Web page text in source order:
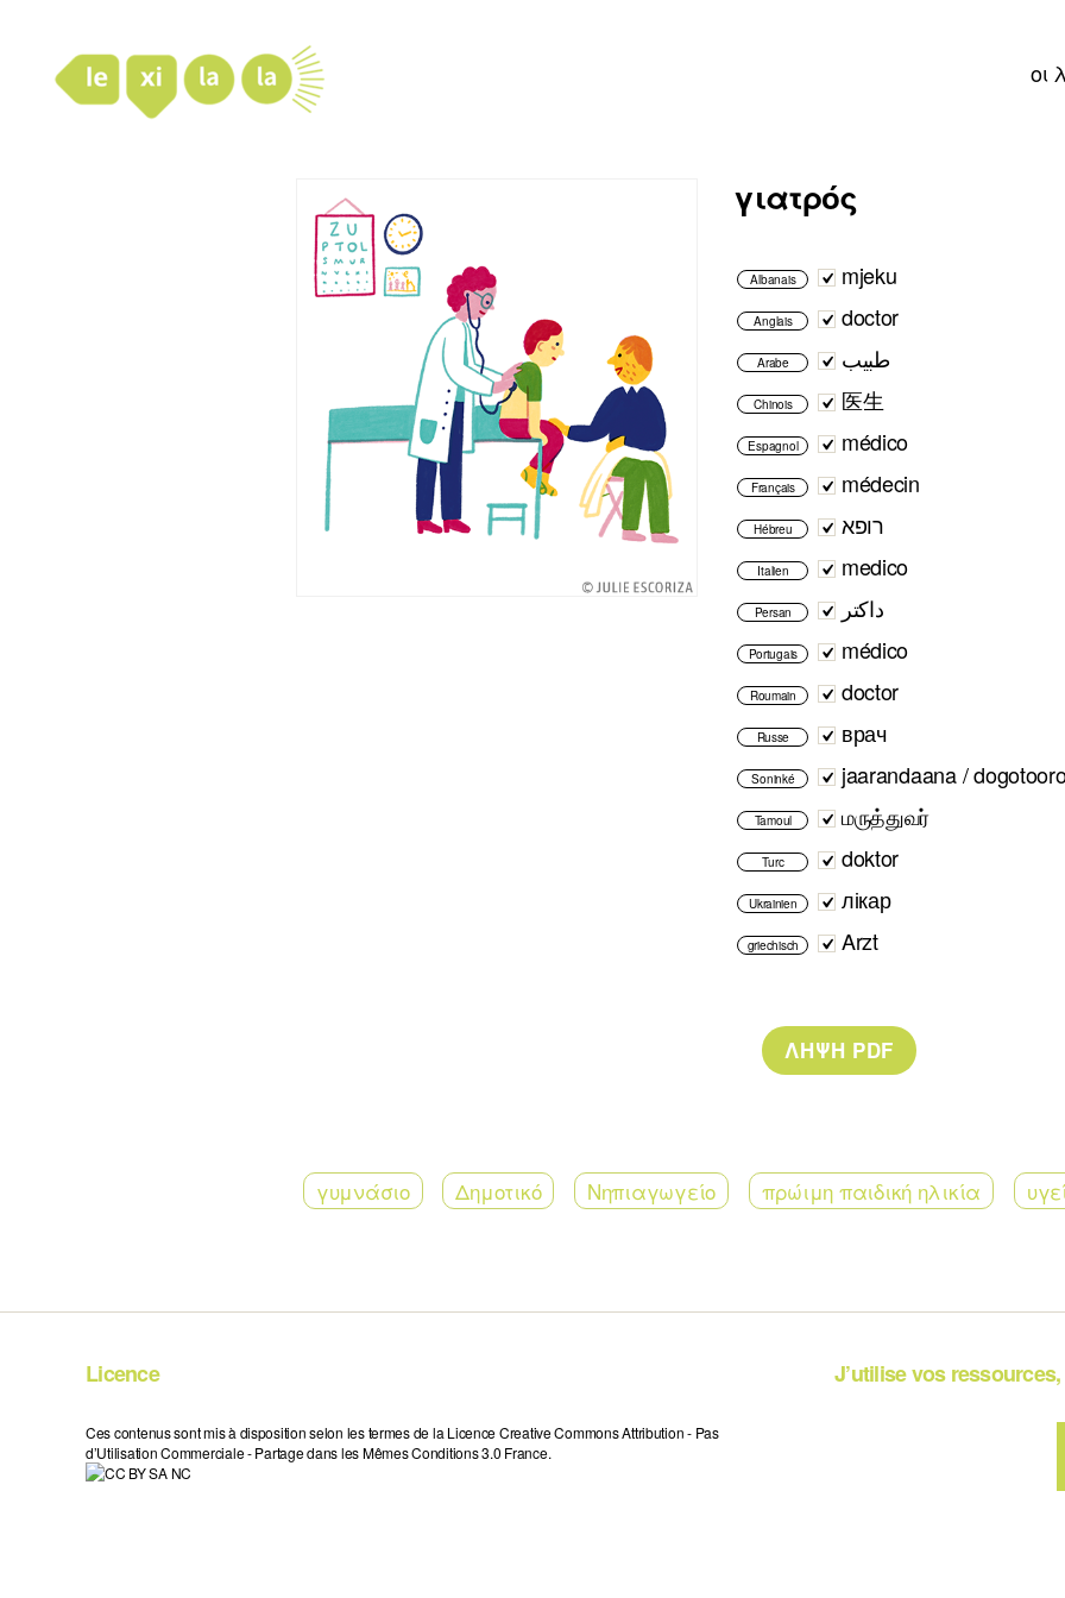
οι
γιατρός
Albanais mjeku
Anglais doctor
Arabe طبيب
Chinois 医生
Espagnol médico
Français médecin
Hébreu רופא
Italien medico
Persan داکتر
Portugais médico
Roumain doctor
Russe врач
Soninké jaarandaana /
Tamoul மருத்துவர்
Turc doktor
Ukrainien лікар
griechisch Arzt
γυμνάσιο Δημοτικό Νηπιαγωγείο πρώιμη παιδική ηλικία
Licence
Ces contenus sont mis à disposition selon les termes de la Licence Creative Commons Attribution - Pas
d’Utilisation Commerciale - Partage dans les Mêmes Conditions 3.0 France.
J’utilise vos